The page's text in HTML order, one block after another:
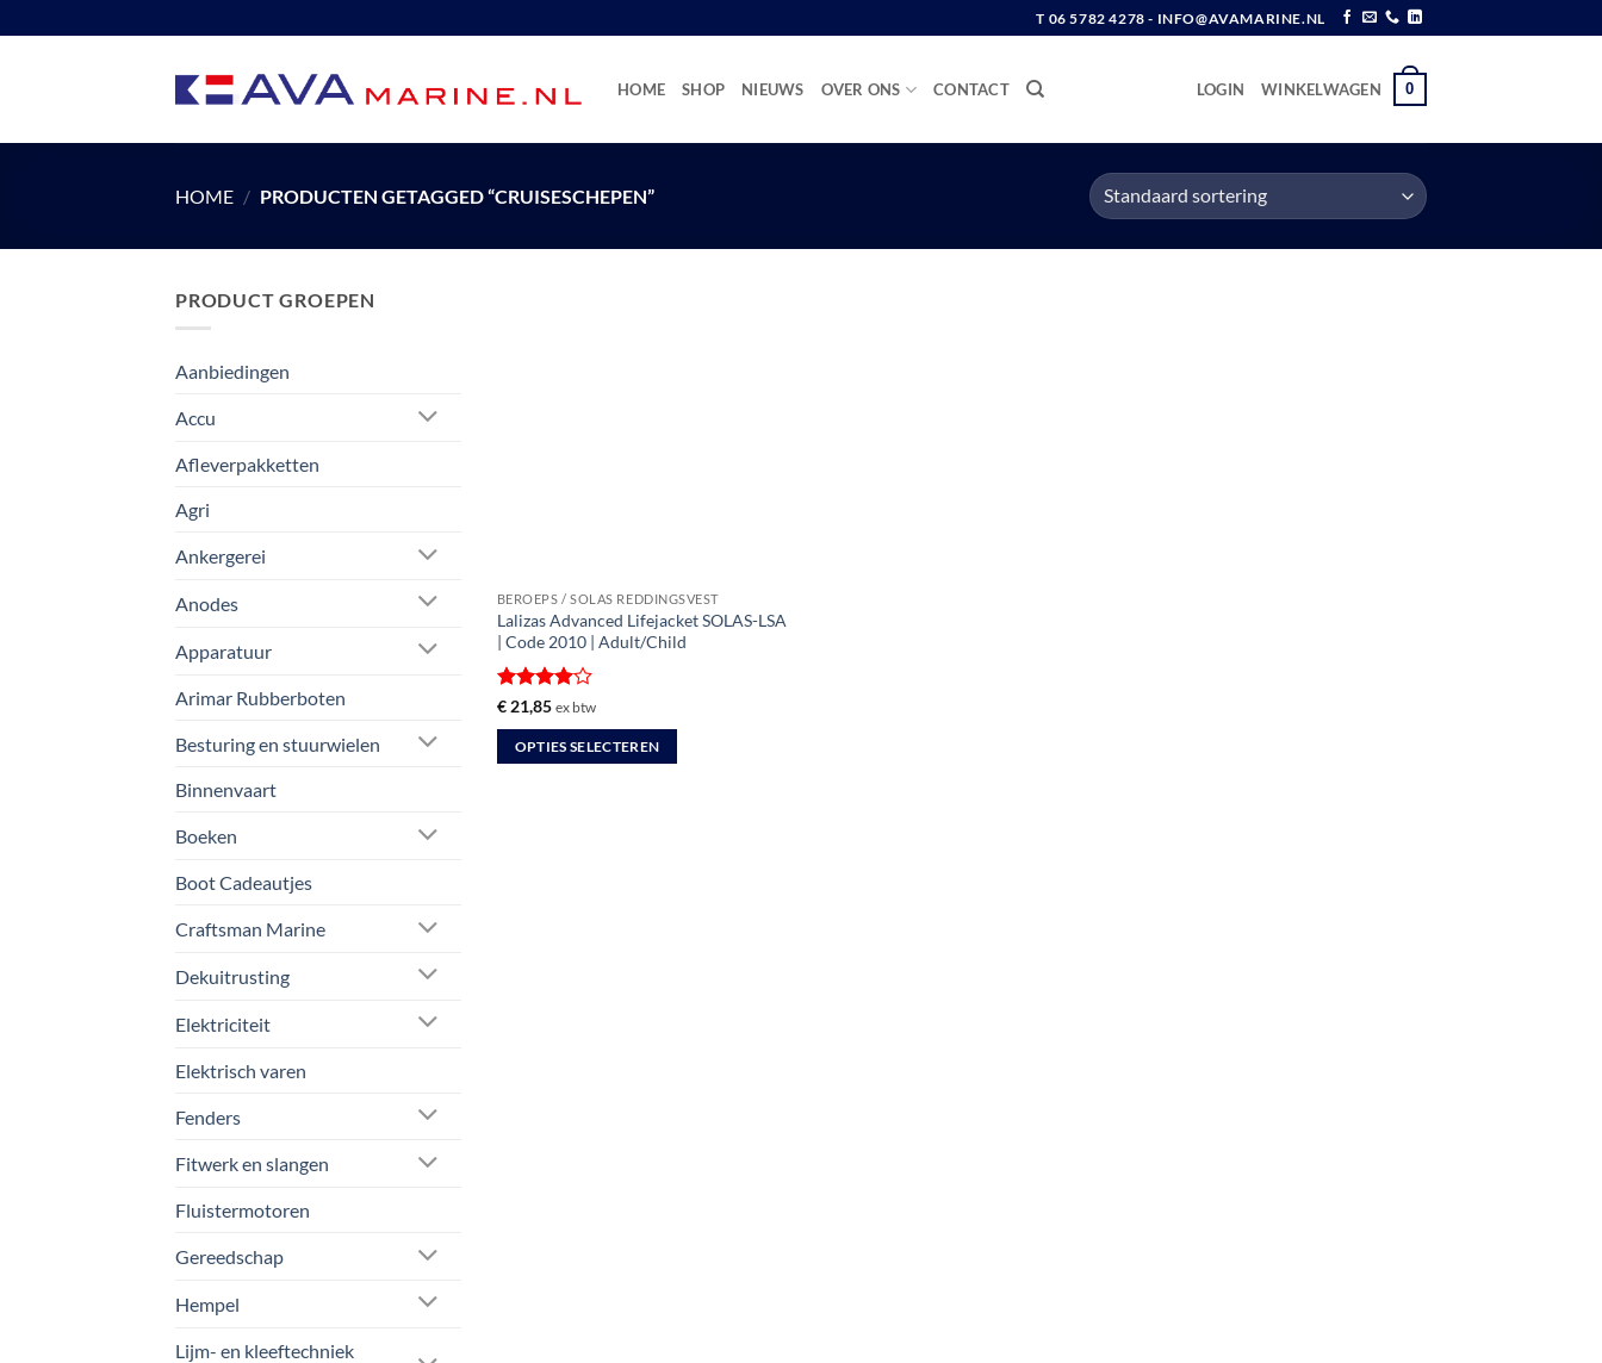
naar
T 06 5782 4278 - INFO@AVAMARINE.NL
HOME SHOP NIEUWS OVER ONS CONTACT LOGIN WINKELWAGEN 0
HOME / PRODUCTEN GETAGGED “CRUISESCHEPEN”
PRODUCT GROEPEN
Aanbiedingen
Accu
Afleverpakketten
Agri
Ankergerei
Anodes
Apparatuur
Arimar Rubberboten
Besturing en stuurwielen
Binnenvaart
Boeken
Boot Cadeautjes
Craftsman Marine
Dekuitrusting
Elektriciteit
Elektrisch varen
Fenders
Fitwerk en slangen
Fluistermotoren
Gereedschap
Hempel
Lijm- en kleeftechniek
BEROEPS / SOLAS REDDINGSVEST
Lalizas Advanced Lifejacket SOLAS-LSA
| Code 2010 | Adult/Child
Gewaardeerd
€21,85 ex btw
OPTIES SELECTEREN